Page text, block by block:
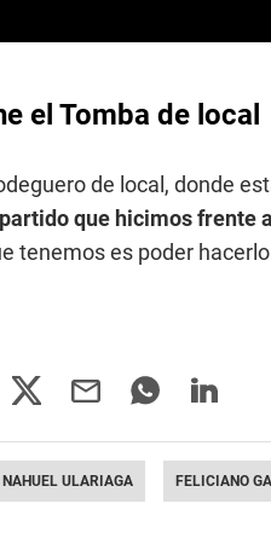
el Tomba de local
de local, donde
que hicimos frente
tenemos es poder
NAHUEL ULARIAGA FELICIANO